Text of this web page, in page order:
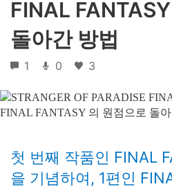
FINAL
돌아간 방법
1 0 3
첫 번째 작품인 FINAL
을 기념하여, 1편인